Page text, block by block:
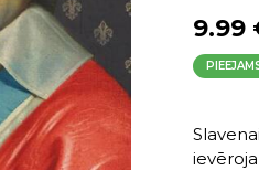
9.99